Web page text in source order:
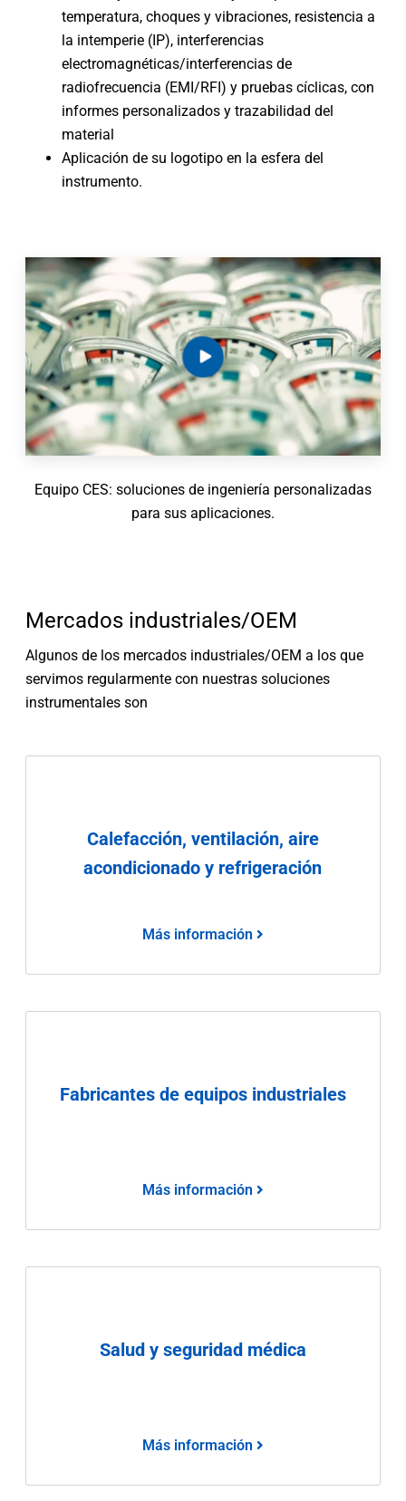
temperatura, choques y vibraciones, resistencia a
la intemperie (IP), interferencias
electromagnéticas/interferencias de
radiofrecuencia (EMI/RFI) y pruebas cíclicas, con
informes personalizados y trazabilidad del
material
Aplicación de su logotipo en la esfera del
instrumento.
Equipo CES: soluciones de ingeniería personalizadas
para sus aplicaciones.
Mercados industriales/OEM
Algunos de los mercados industriales/OEM a los que
servimos regularmente con nuestras soluciones
instrumentales son
Calefacción, ventilación, aire
acondicionado y refrigeración
Más información
Fabricantes de equipos industriales
Más información
Salud y seguridad médica
Más información